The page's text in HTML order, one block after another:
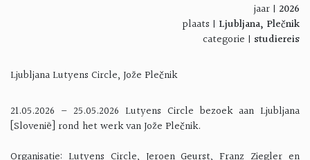
jaar | 2026
plaats | Ljubljana, Plečnik
categorie | studiereis
Ljubljana Lutyens Circle, Jože Plečnik
21.05.2026 – 25.05.2026 Lutyens Circle bezoek aan Ljubljana
[Slovenië] rond het werk van Jože Plečnik.